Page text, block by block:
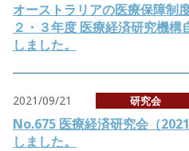
オーストラリアの医療保障制
２・３年度 医療経済研究機
しました。
2021/09/21 研究会
No.675 医療経済研究会（
しました。